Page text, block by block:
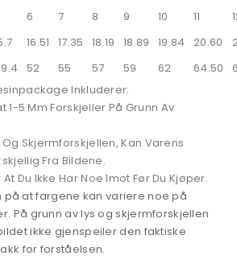
6 7 8 9 10 11
16.51 17.35 18.19 18.89 19.84 20.60
52 55 57 59 62 64.50
Inkluderer:
1-5 Mm Forskjeller På Grunn Av
Og Skjermforskjellen, Kan Varens
Fra Bildene.
Du Ikke Har Noe Imot Før Du Kjøper.
at fargene kan variere noe på
På grunn av lys og skjermforskjellen
ikke gjenspeiler den faktiske
for forståelsen.